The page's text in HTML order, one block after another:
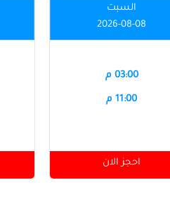
السبت
2026-08-08
03:00 م
11:00 م
احجز الان